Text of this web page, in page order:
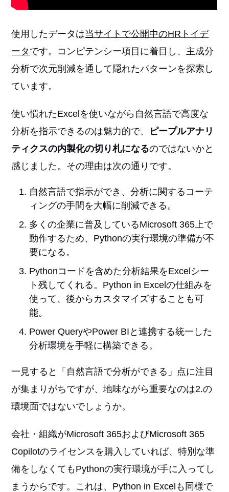
使用したデータは当サイトで公開中のHRトイデ
ータ です。コンピテンシー項目に着目し、主成分
分析で次元削減を通して隠れたパターンを探索し
ています。
使い慣れたExcelを使いながら自然言語で高度な
分析を指示できるのは魅力的で、
ピープルアナリ
ティクスの内製化の切り札になるのではないかと
感じました。その理由は次の通りです。
自然言語で指示ができ、分析に関するコーテ
ィングの手間を大幅に削減できる。
多くの企業に普及しているMicrosoft 365上で
動作するため、Pythonの実行環境の準備が不
要になる。
Pythonコードを含めた分析結果をExcelシー
ト残してくれる。Python in Excelの仕組みを
使って、後からカスタマイズすることも可
能。
Power QueryやPower BIと連携する統一した
分析環境を手軽に構築できる。
一見すると「自然言語で分析ができる」点に注目
が集まりがちですが、地味ながら重要なのは2.の
環境面ではないでしょうか。
会社・組織がMicrosoft 365およびMicrosoft 365
Copilotのライセンスを購入していれば、特別な準
備をしなくてもPythonの実行環境が手に入ってし
まうからです。これは、Python in Excelも同様で